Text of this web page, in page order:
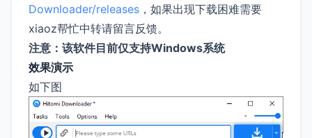
Downloader/releases ，如果出现下载困难需要
xiaoz帮忙中转请留言反馈。
注意：该软件目前仅支持Windows系统
效果演示
如下图